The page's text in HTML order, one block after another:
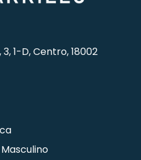
1-D, Centro, 18002